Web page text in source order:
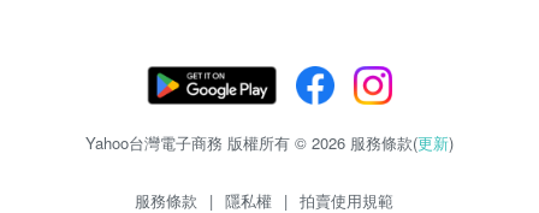
Yahoo台灣電子商務 版權所有 © 2026 服務條款(更新)
服務條款 | 隱私權 | 拍賣使用規範